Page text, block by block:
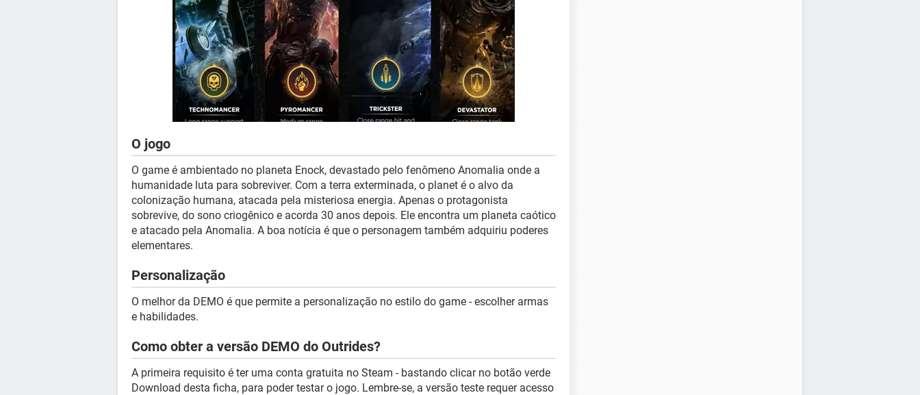
O jogo
O game é ambientado no planeta Enock, devastado pelo fenômeno Anomalia onde a
humanidade luta para sobreviver. Com a terra exterminada, o planet é o alvo da
colonização humana, atacada pela misteriosa energia. Apenas o protagonista
sobrevive, do sono criogênico e acorda 30 anos depois. Ele encontra um planeta caótico
e atacado pela Anomalia. A boa notícia é que o personagem também adquiriu poderes
elementares.
Personalização
O melhor da DEMO é que permite a personalização no estilo do game - escolher armas
e habilidades.
Como obter a versão DEMO do Outrides?
A primeira requisito é ter uma conta gratuita no Steam - bastando clicar no botão verde
Download desta ficha, para poder testar o jogo. Lembre-se, a versão teste requer acesso